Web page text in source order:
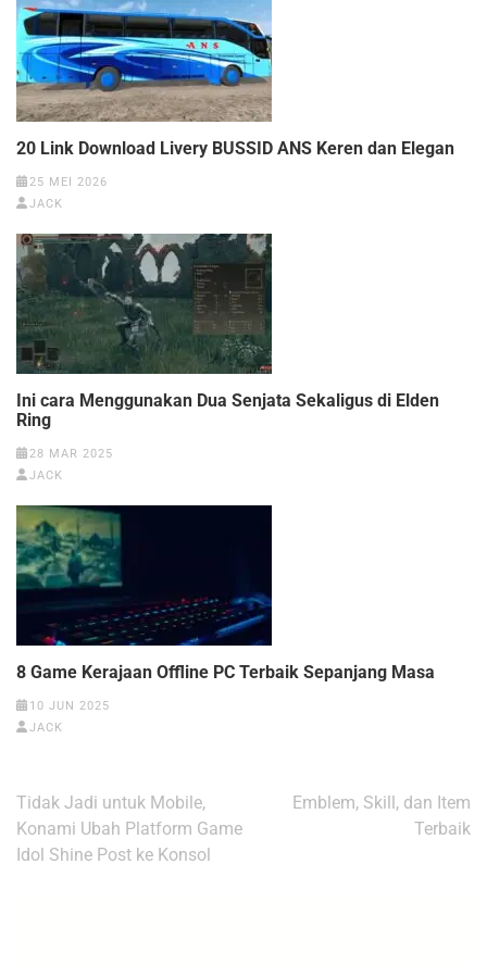
20 Link Download Livery BUSSID ANS Keren dan Elegan
25 MEI 2026
JACK
Ini cara Menggunakan Dua Senjata Sekaligus di Elden
Ring
28 MAR 2025
JACK
8 Game Kerajaan Offline PC Terbaik Sepanjang Masa
10 JUN 2025
JACK
Navigasi
pos
Tidak Jadi untuk Mobile,
Konami Ubah Platform Game
Idol Shine Post ke Konsol
Emblem, Skill, dan Item
Terbaik